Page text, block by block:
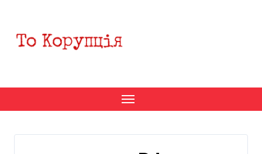
содержанию